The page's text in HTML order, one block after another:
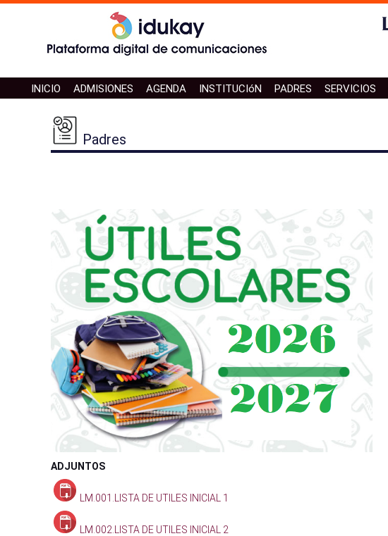
INICIO ADMISIONES AGENDA INSTITUCIóN PADRES SERVICIOS
Padres
ADJUNTOS
LM.001.LISTA DE UTILES INICIAL 1
LM.002.LISTA DE UTILES INICIAL 2